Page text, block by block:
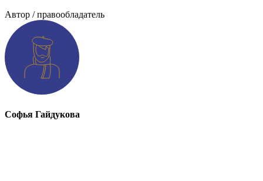
Автор / правообладатель
Софья Гайдукова